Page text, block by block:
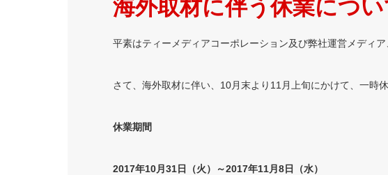
海外取材に伴う休業につい
平素はティーメディアコーポレーション及び弊社運営メディ
さて、海外取材に伴い、10月末より11月上旬にかけて、一時
休業期間
2017年10月31日（火）～2017年11月8日（水）